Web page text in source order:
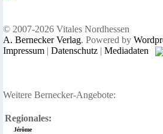
© 2007-2026 Vitales Nordhessen
A. Bernecker Verlag. Powered by
Impressum| Datenschutz| Mediadaten
Weitere Bernecker-Angebote:
Regionales:
Jérôme